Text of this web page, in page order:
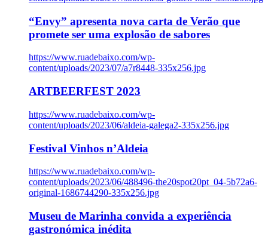
“Envy” apresenta nova carta de Verão que
promete ser uma explosão de sabores
https://www.ruadebaixo.com/wp-
content/uploads/2023/07/a7r8448-335x256.jpg
ARTBEERFEST 2023
https://www.ruadebaixo.com/wp-
content/uploads/2023/06/aldeia-galega2-335x256.jpg
Festival Vinhos n’Aldeia
https://www.ruadebaixo.com/wp-
content/uploads/2023/06/488496-the20spot20pt_04-5b72a6-
original-1686744290-335x256.jpg
Museu de Marinha convida a experiência
gastronómica inédita